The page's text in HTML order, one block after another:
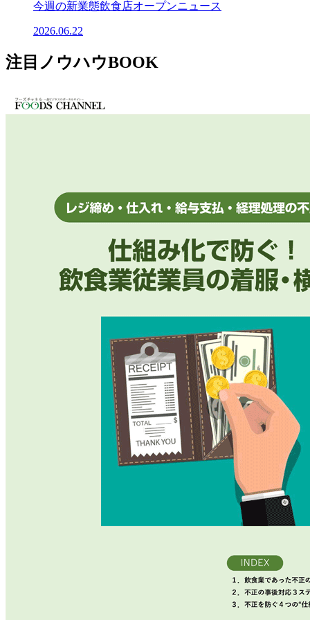
今週の新業態飲食店オープンニュース
2026.06.22
注目ノウハウBOOK